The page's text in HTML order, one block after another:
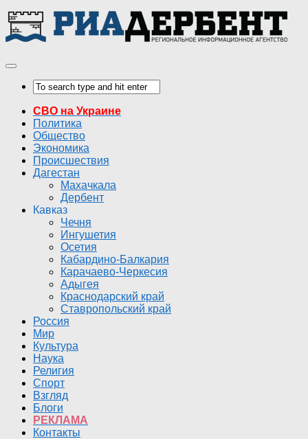
СВО на Украине
Политика
Общество
Экономика
Происшествия
Дагестан
Махачкала
Дербент
Кавказ
Чечня
Ингушетия
Осетия
Кабардино-Балкария
Карачаево-Черкесия
Адыгея
Краснодарский край
Ставропольский край
Россия
Мир
Культура
Наука
Религия
Спорт
Взгляд
Блоги
РЕКЛАМА
Контакты